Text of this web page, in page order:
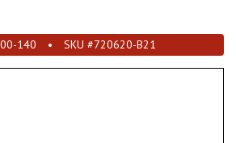
140 • SKU #720620-B21